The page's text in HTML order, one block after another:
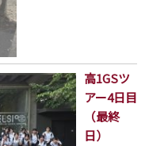
高1GSツ
アー4日目
（最終
日）